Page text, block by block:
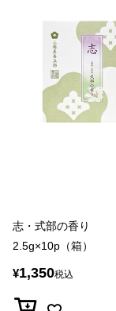
志・式部の香り
2.5g×10p（箱）
¥1,350税込